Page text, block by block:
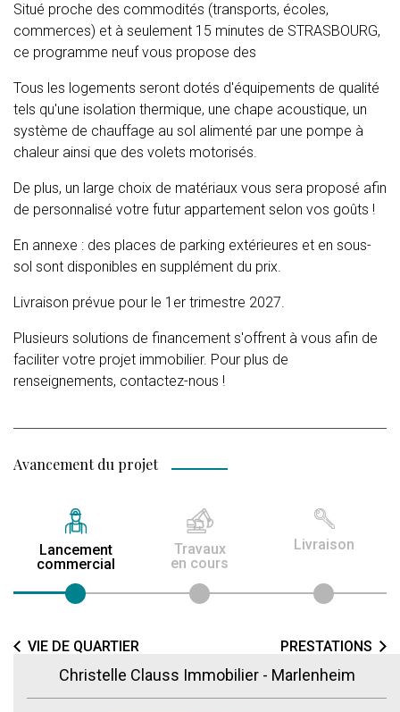
Situé proche des commodités (transports, écoles,
commerces) et à seulement 15 minutes de STRASBOURG,
ce programme neuf vous propose des
Tous les logements seront dotés d'équipements de qualité
tels qu'une isolation thermique, une chape acoustique, un
système de chauffage au sol alimenté par une pompe à
chaleur ainsi que des volets motorisés.
De plus, un large choix de matériaux vous sera proposé afin
de personnalisé votre futur appartement selon vos goûts !
En annexe : des places de parking extérieures et en sous-
sol sont disponibles en supplément du prix.
Livraison prévue pour le 1er trimestre 2027.
Plusieurs solutions de financement s'offrent à vous afin de
faciliter votre projet immobilier. Pour plus de
renseignements, contactez-nous !
Avancement du projet
Lancement
commercial
Travaux
en cours
Livraison
VIE DE QUARTIER PRESTATIONS
Christelle Clauss Immobilier - Marlenheim